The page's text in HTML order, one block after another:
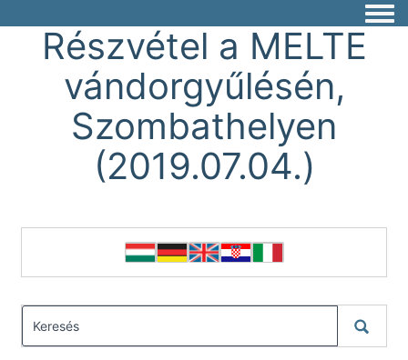
Részvétel a MELTE
vándorgyűlésén,
Szombathelyen
(2019.07.04.)